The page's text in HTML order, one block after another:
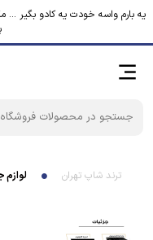
یه بارم واسه خودت یه کادو بگیر
ترند شاپ تهران لوازم